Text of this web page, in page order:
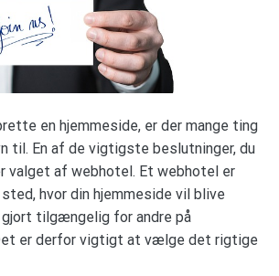
en hjemmeside, er der mange ting
til. En af de vigtigste beslutninger, du
valget af webhotel. Et webhotel er
hvor din hjemmeside vil blive
tilgængelig for andre på
er derfor vigtigt at vælge det rigtige